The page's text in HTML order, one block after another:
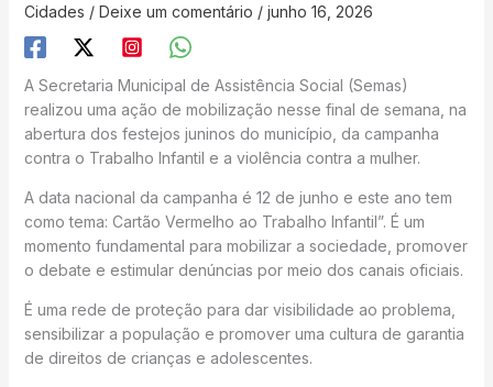
Cidades / Deixe um comentário / junho 16, 2026
A Secretaria Municipal de Assistência Social (Semas)
realizou uma ação de mobilização nesse final de semana, na
abertura dos festejos juninos do município, da campanha
contra o Trabalho Infantil e a violência contra a mulher.
A data nacional da campanha é 12 de junho e este ano tem
como tema: Cartão Vermelho ao Trabalho Infantil”. É um
momento fundamental para mobilizar a sociedade, promover
o debate e estimular denúncias por meio dos canais oficiais.
É uma rede de proteção para dar visibilidade ao problema,
sensibilizar a população e promover uma cultura de garantia
de direitos de crianças e adolescentes.